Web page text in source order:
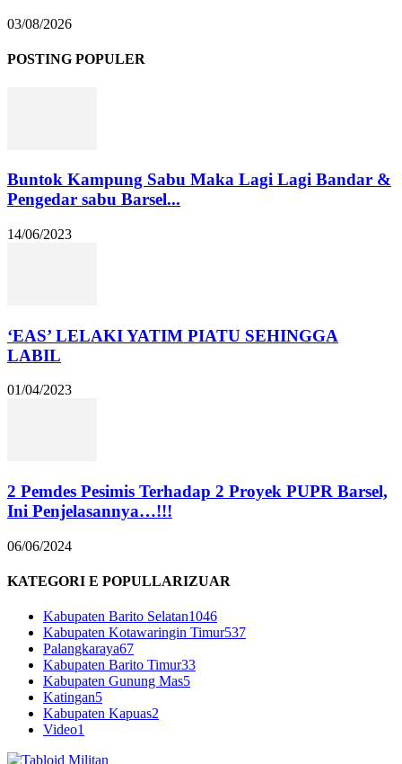
03/08/2026
POSTING POPULER
Buntok Kampung Sabu Maka Lagi Lagi Bandar &
Pengedar sabu Barsel...
14/06/2023
‘EAS’ LELAKI YATIM PIATU SEHINGGA
LABIL
01/04/2023
2 Pemdes Pesimis Terhadap 2 Proyek PUPR Barsel,
Ini Penjelasannya…!!!
06/06/2024
KATEGORI E POPULLARIZUAR
Kabupaten Barito Selatan1046
Kabupaten Kotawaringin Timur537
Palangkaraya67
Kabupaten Barito Timur33
Kabupaten Gunung Mas5
Katingan5
Kabupaten Kapuas2
Video1